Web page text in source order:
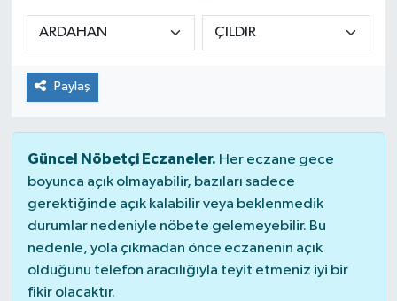
Paylaş
Güncel Nöbetçi Eczaneler. Her eczane gece
boyunca açık olmayabilir, bazıları sadece
gerektiğinde açık kalabilir veya beklenmedik
durumlar nedeniyle nöbete gelemeyebilir. Bu
nedenle, yola çıkmadan önce eczanenin açık
olduğunu telefon aracılığıyla teyit etmeniz iyi bir
fikir olacaktır.
Manşet Haberi